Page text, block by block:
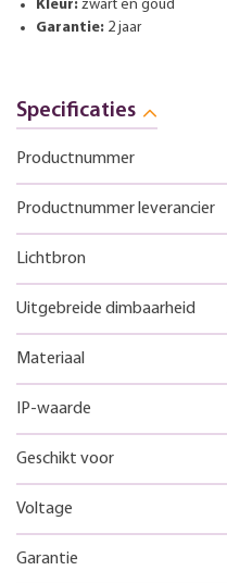
Kleur: zwart en goud
Garantie: 2 jaar
Specificaties
Productnummer
Productnummer leverancier
Lichtbron
Uitgebreide dimbaarheid
Materiaal
IP-waarde
Geschikt voor
Voltage
Garantie